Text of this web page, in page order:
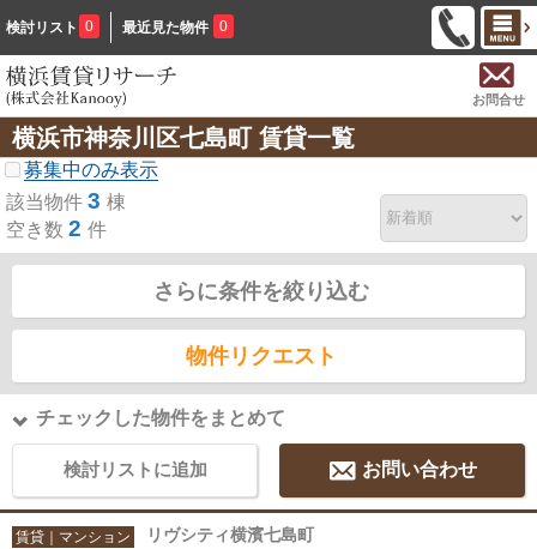
検討リスト 0 最近見た物件 0
お問合せ
横浜市神奈川区七島町 賃貸一覧
募集中のみ表示
該当物件 3 棟
空き数 2 件
さらに条件を絞り込む
物件リクエスト
チェックした物件をまとめて
検討リストに追加 お問い合わせ
賃貸｜マンション リヴシティ横濱七島町